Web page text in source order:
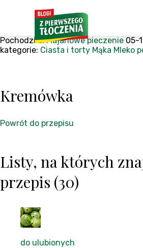
Pochodzi z:Majanowe pieczenie 05-
kategorie: Ciasta i torty Mąka Mleko
Kremówka
Powrót do przepisu
Listy, na których
przepis (30)
do ulubionych